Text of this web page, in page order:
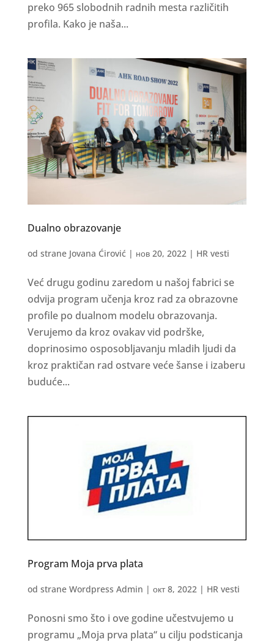
preko 965 slobodnih radnih mesta različitih
profila. Kako je naša...
Dualno obrazovanje
od strane Jovana Ćirović| нов 20, 2022| HR vesti
Već drugu godinu zaredom u našoj fabrici se
odvija program učenja kroz rad za obrazovne
profile po dualnom modelu obrazovanja.
Verujemo da kroz ovakav vid podrške,
doprinosimo osposobljavanju mladih ljudi da
kroz praktičan rad ostvare veće šanse i izaberu
buduće...
Program Moja prva plata
od strane Wordpress Admin | окт 8, 2022| HR vesti
Ponosni smo što i ove godine učestvujemo u
programu „Moja prva plata“ u cilju podsticanja